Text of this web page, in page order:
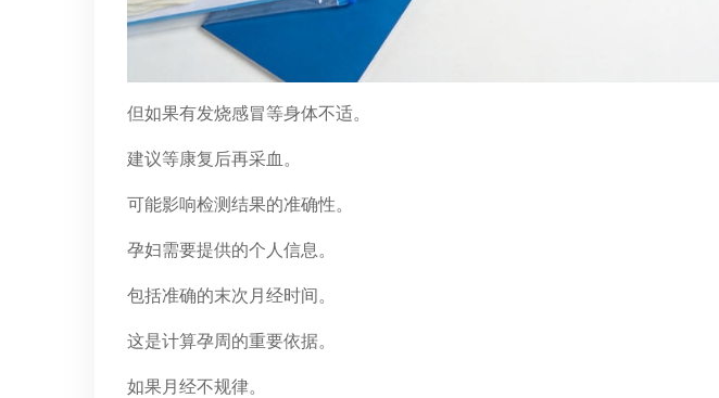
但如果有发烧感冒等身体不适。
建议等康复后再采血。
可能影响检测结果的准确性。
孕妇需要提供的个人信息。
包括准确的末次月经时间。
这是计算孕周的重要依据。
如果月经不规律。